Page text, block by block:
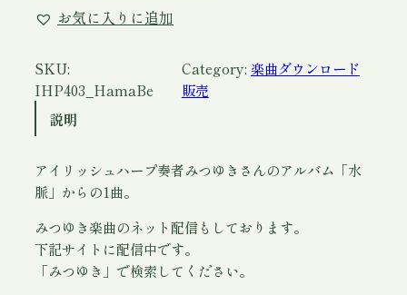
(
ウ
ン
ー
)
/
み
つ
ゆ
お気に入りに追加
SKU:
IHP403_HamaBe
Category: 楽曲ダウンロード
販売
説明
アイリッシュハープ奏者みつゆきさんのアルバム「水
脈」からの1曲。
みつゆき楽曲のネット配信もしております。
下記サイトに配信中です。
「みつゆき」で検索してください。